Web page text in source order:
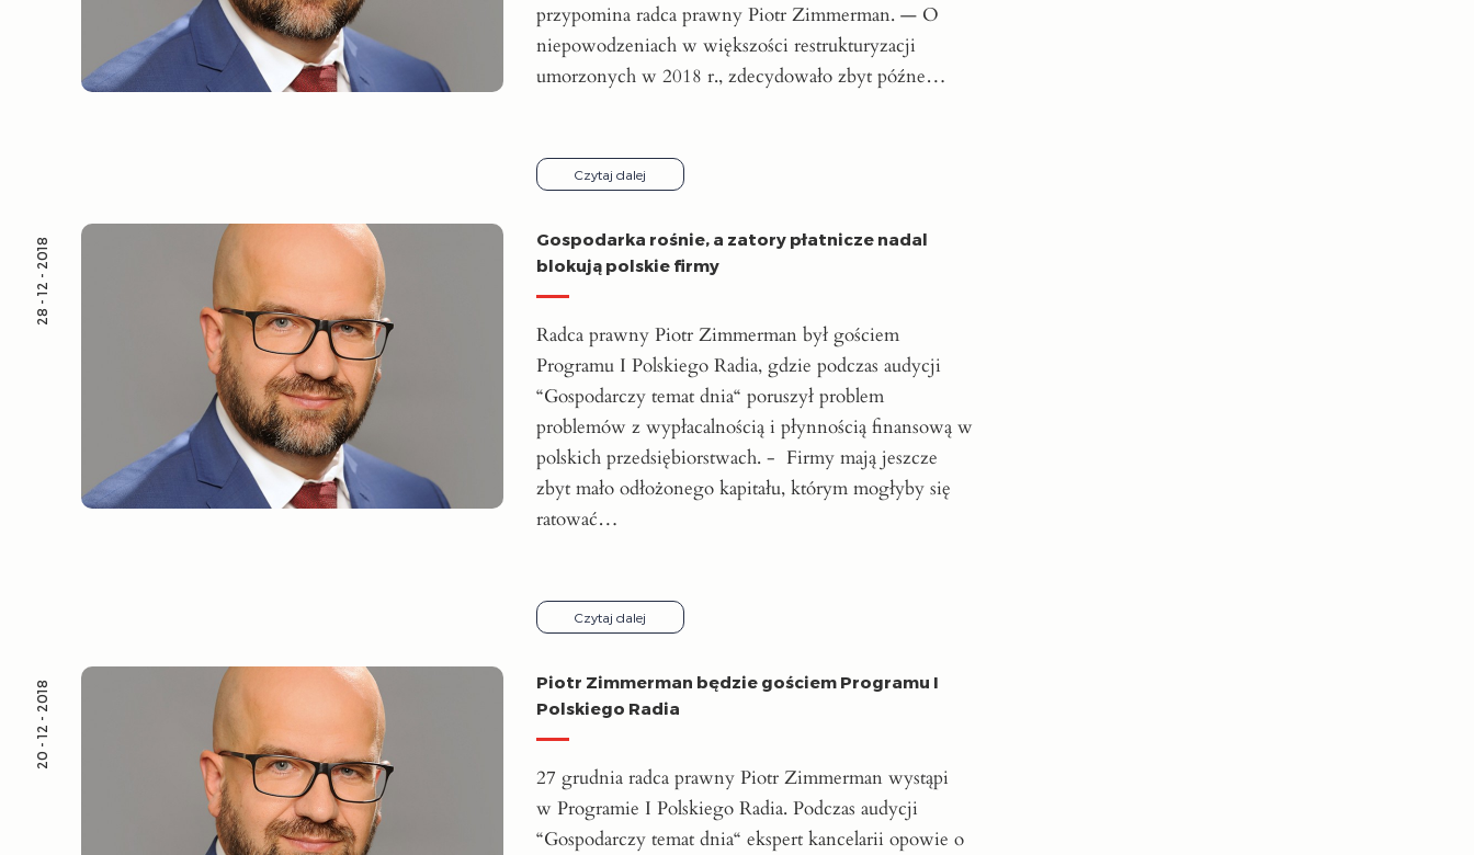
przypomina radca prawny Piotr Zimmerman. — O
niepowodzeniach w większości restrukturyzacji
umorzonych w 2018 r., zdecydowało zbyt późne…
Czytaj dalej
28 - 12 - 2018
Gospodarka rośnie, a zatory płatnicze nadal
blokują polskie firmy
Radca prawny Piotr Zimmerman był gościem
Programu I Polskiego Radia, gdzie podczas audycji
“Gospodarczy temat dnia“ poruszył problem
problemów z wypłacalnością i płynnością finansową w
polskich przedsiębiorstwach. - Firmy mają jeszcze
zbyt mało odłożonego kapitału, którym mogłyby się
ratować…
Czytaj dalej
20 - 12 - 2018
Piotr Zimmerman będzie gościem Programu I
Polskiego Radia
27 grudnia radca prawny Piotr Zimmerman wystąpi
w Programie I Polskiego Radia. Podczas audycji
“Gospodarczy temat dnia“ ekspert kancelarii opowie o